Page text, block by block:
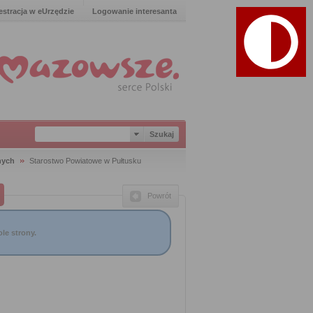
w eUrzędzie Logowanie interesanta
Starostwo Powiatowe w Pułtusku
Powrót
strony.